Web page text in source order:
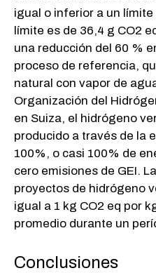
igual o inferior a un
límite es de 36,4 g CO2
una reducción del 60 %
proceso de referencia,
natural con vapor de
Organización del
en Suiza, el hidrógeno
producido a través de la
100%, o casi 100% de
cero emisiones de GEI.
proyectos de hidrógeno
igual a 1 kg CO2 eq por
promedio durante un
Conclusiones